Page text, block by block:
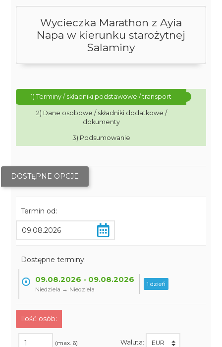
Wycieczka Marathon z Ayia
Napa w kierunku starożytnej
Salaminy
1) Terminy / składniki podstawowe / transport
2) Dane osobowe / składniki dodatkowe /
dokumenty
3) Podsumowanie
DOSTĘPNE OPCJE
Termin od:
Dostępne terminy:
09.08.2026 - 09.08.2026
Niedziela → Niedziela
1 dzień
Ilość osób:
(max. 6) Waluta: